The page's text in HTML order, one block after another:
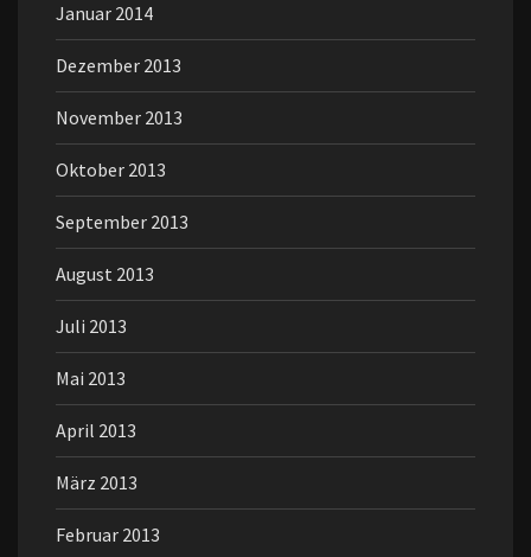
Januar 2014
Dezember 2013
November 2013
Oktober 2013
September 2013
August 2013
Juli 2013
Mai 2013
April 2013
März 2013
Februar 2013